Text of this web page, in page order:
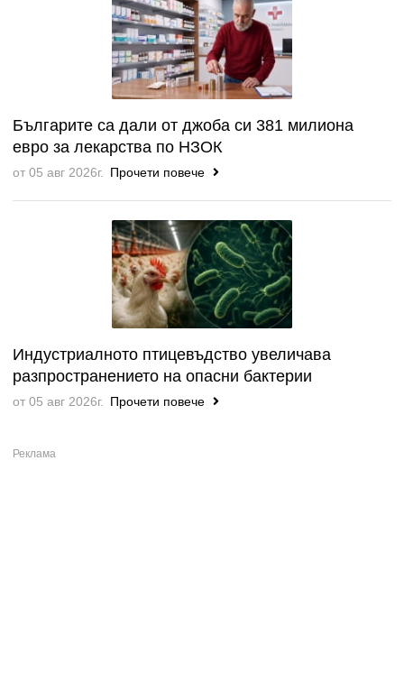
Българите са дали от джоба си 381 милиона
евро за лекарства по НЗОК
от 05 авг 2026г. Прочети повече
Индустриалното птицевъдство увеличава
разпространението на опасни бактерии
от 05 авг 2026г. Прочети повече